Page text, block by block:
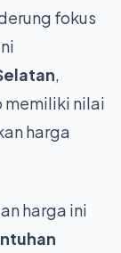
fokus
,
memiliki nilai
harga
harga ini